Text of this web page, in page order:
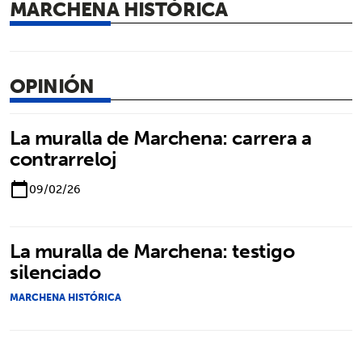
MARCHENA HISTÓRICA
OPINIÓN
La muralla de Marchena: carrera a
contrarreloj
calendar_today09/02/26
La muralla de Marchena: testigo
silenciado
MARCHENA HISTÓRICA